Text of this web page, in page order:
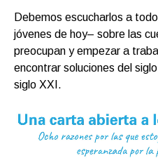
Debemos escucharlos a
jóvenes de hoy– sobre las
preocupan y empezar a
encontrar soluciones del
siglo XXI.